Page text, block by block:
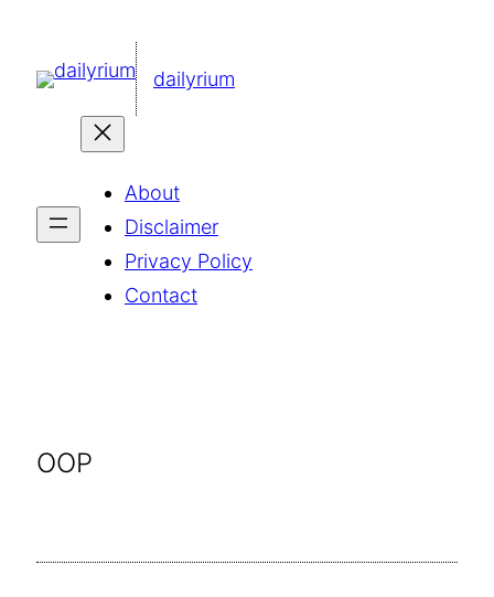
dailyrium
About
Disclaimer
Privacy Policy
Contact
OOP